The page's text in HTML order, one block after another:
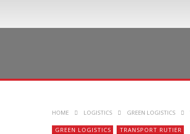
HOME LOGISTICS GREEN LOGISTICS
GREEN LOGISTICS TRANSPORT RUTIER